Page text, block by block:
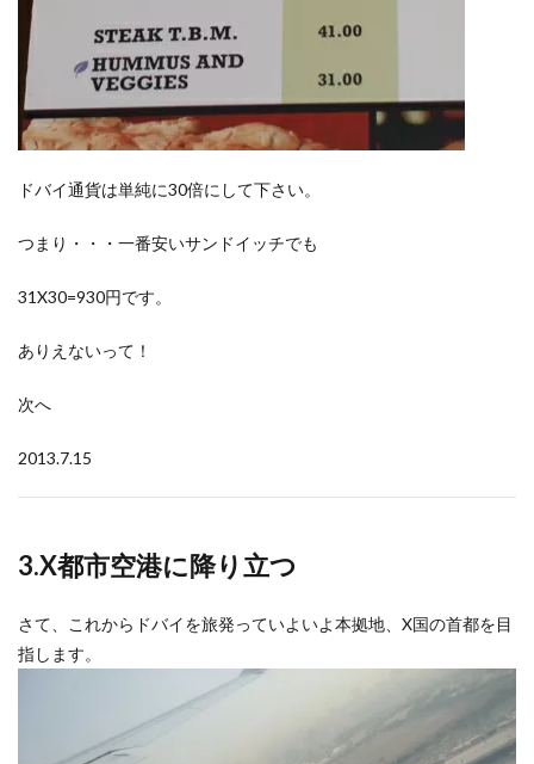
ドバイ通貨は単純に30倍にして下さい。
つまり・・・一番安いサンドイッチでも
31X30=930円です。
ありえないって！
次へ
2013.7.15
3.X都市空港に降り立つ
さて、これからドバイを旅発っていよいよ本拠地、X国の首都を目
指します。